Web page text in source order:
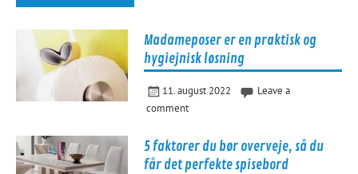
Madameposer er en praktisk og
hygiejnisk løsning
11. august 2022
Leave a
comment
5 faktorer du bør overveje, så du
får det perfekte spisebord